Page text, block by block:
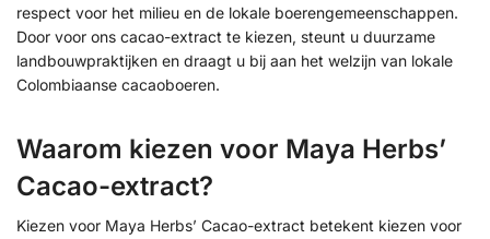
respect voor het milieu en de lokale boerengemeenschappen.
Door voor ons cacao-extract te kiezen, steunt u duurzame
landbouwpraktijken en draagt u bij aan het welzijn van lokale
Colombiaanse cacaoboeren.
Waarom kiezen voor Maya Herbs’
Cacao-extract?
Kiezen voor Maya Herbs’ Cacao-extract betekent kiezen voor